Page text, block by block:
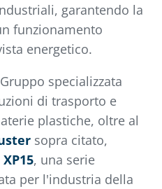
garantendo la
funzionamento
energetico.
specializzata
di trasporto e
plastiche, oltre al
sopra citato,
XP15, una serie
per l'industria della